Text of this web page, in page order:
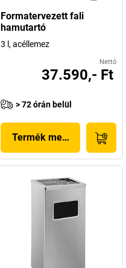
Formatervezett fali
hamutartó
3 l, acéllemez
Nettó
37.590,- Ft
> 72 órán belül
Termék megjelenítése